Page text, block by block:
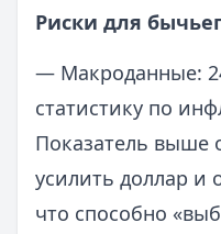
Риски для
— Макроданные:
статистику по
Показатель
усилить доллар и
что способно